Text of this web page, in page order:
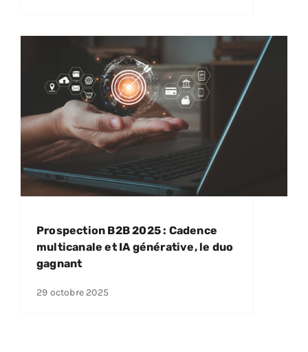
Prospection B2B 2025 : Cadence
multicanale et IA générative, le duo
gagnant
29 octobre 2025